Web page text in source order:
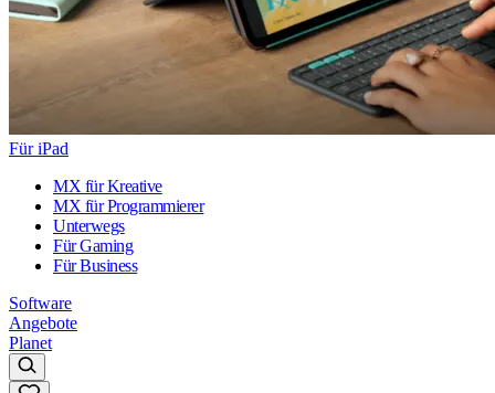
Für iPad
MX für Kreative
MX für Programmierer
Unterwegs
Für Gaming
Für Business
Software
Angebote
Planet